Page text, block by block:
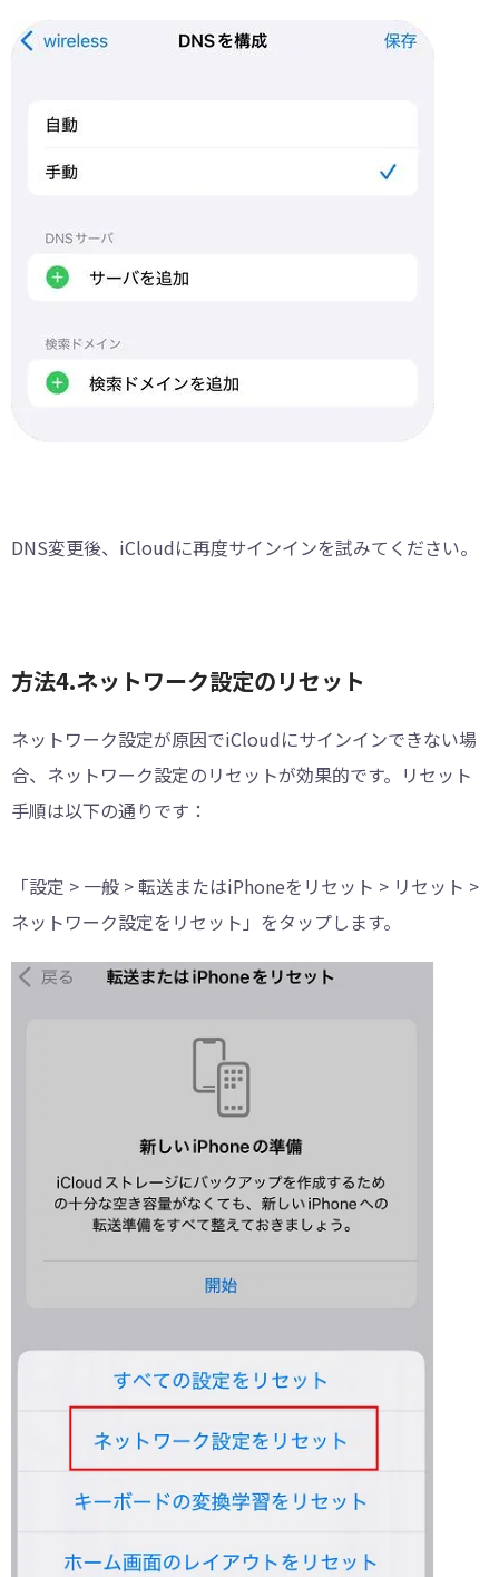
DNS変更後、iCloudに再度サインインを試みてください。
方法4.ネットワーク設定のリセット
ネットワーク設定が原因でiCloudにサインインできない場
合、ネットワーク設定のリセットが効果的です。リセット
手順は以下の通りです：
「設定 > 一般 > 転送またはiPhoneをリセット > リセット >
ネットワーク設定をリセット」をタップします。